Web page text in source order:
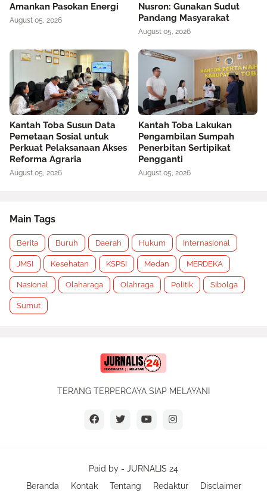
Amankan Pasokan Energi
August 05, 2026
Nusron: Gunakan Sudut
Pandang Masyarakat
August 05, 2026
Kantah Toba Susun Data
Pemetaan Sosial untuk
Perkuat Pelaksanaan Akses
Reforma Agraria
August 05, 2026
Kantah Toba Lakukan
Pengambilan Sumpah
Penerbitan Sertipikat
Pengganti
August 05, 2026
Main Tags
Berita Buruh Daerah Hukum Internasional
JMSI Kesehatan KSPSI Medan MERDEKA
Nasional Olaharaga Olahraga Politik Sibolga
Sumut
TERANG TERPERCAYA SIAP MELAYANI
Paid by - JURNALIS 24
Beranda
Kontak Tentang Redaktur
Disclaimer